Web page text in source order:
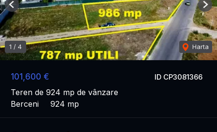
ID CP3081366
101,600 €
Teren de 924 mp de vânzare
Berceni
924 mp
1 / 4 Harta
Previous